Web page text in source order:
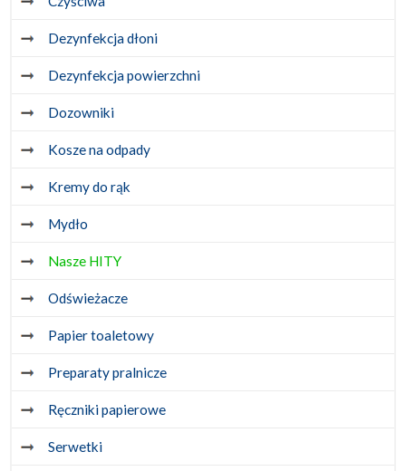
Dezynfekcja dłoni
Dezynfekcja powierzchni
Dozowniki
Kosze na odpady
Kremy do rąk
Mydło
Nasze HITY
Odświeżacze
Papier toaletowy
Preparaty pralnicze
Ręczniki papierowe
Serwetki